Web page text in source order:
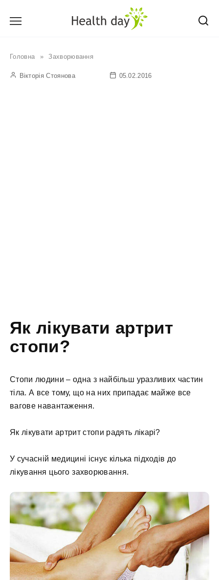
Головна » Захворювання
Вікторія Стоянова 05.02.2016
Як лікувати артрит
стопи?
Стопи людини – одна з найбільш уразливих частин
тіла. А все тому, що на них припадає майже все
вагове навантаження.
Як лікувати артрит стопи радять лікарі?
У сучасній медицині існує кілька підходів до
лікування цього захворювання.